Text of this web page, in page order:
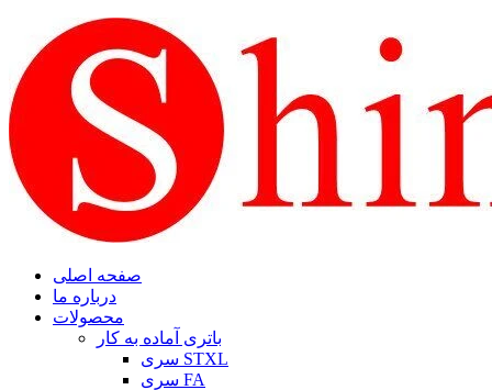
صفحه اصلی
درباره ما
محصولات
باتری آماده به کار
سری STXL
سری FA